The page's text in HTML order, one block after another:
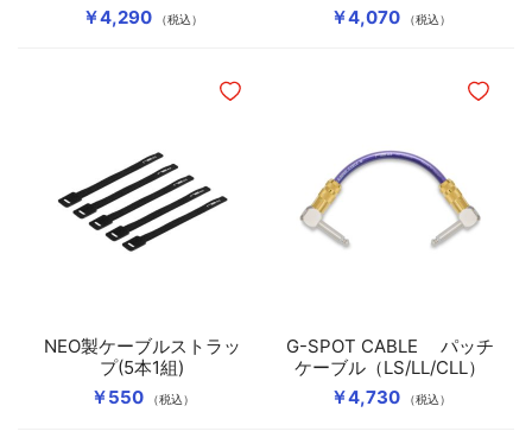
￥4,290 （税込） ￥4,070 （税込）
￥550 （税込）
NEO製ケーブルストラッ
プ(5本1組)
ほしいものリストに追加
￥4,730 （税込）
G-SPOT CABLE パッチ
ケーブル（LS/LL/CLL）
ほしい